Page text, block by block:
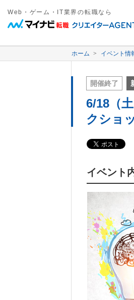
Web・ゲーム・IT業界の転職なら
ホーム イベント情
開催終了
6/18（
クショ
イベント